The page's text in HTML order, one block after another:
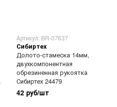
Артикул: BR-07637
Сибиртех
Долото-стамеска 14мм,
двухкомпонентная
обрезиненная рукоятка
Сибиртех 24479
42 руб/шт